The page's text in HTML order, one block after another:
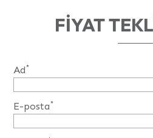
FIYAT
Ad*
E-posta*